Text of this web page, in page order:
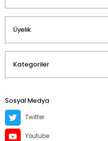
Üyelik
Kategoriler
Sosyal Medya
Twitter
Youtube